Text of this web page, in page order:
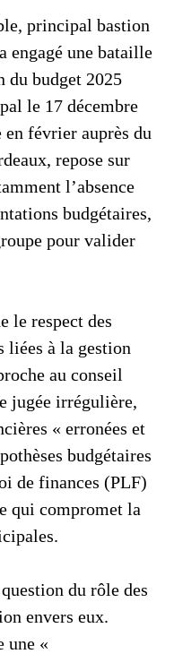
principal bastion
engagé une bataille
du budget 2025
le 17 décembre
en février auprès du
repose sur
l’absence
budgétaires,
pour valider
le respect des
liées à la gestion
au conseil
jugée irrégulière,
« erronées et
budgétaires
de finances (PLF)
qui compromet la
du rôle des
envers eux.
une «